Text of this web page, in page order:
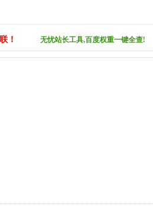
！ 无忧站长工具,百度权重一键全查!